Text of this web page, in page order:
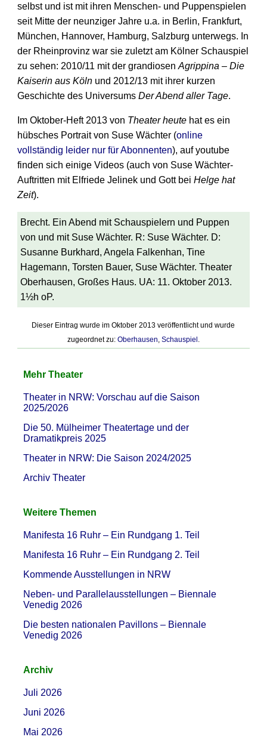
selbst und ist mit ihren Menschen- und Puppenspielen
seit Mitte der neunziger Jahre u.a. in Berlin, Frankfurt,
München, Hannover, Hamburg, Salzburg unterwegs. In
der Rheinprovinz war sie zuletzt am Kölner Schauspiel
zu sehen: 2010/11 mit der grandiosen Agrippina – Die
Kaiserin aus Kölnund 2012/13 mit ihrer kurzen
Geschichte des Universums Der Abend aller Tage.
Im Oktober-Heft 2013 von Theater heutehat es ein
hübsches Portrait von Suse Wächter (online
vollständig leider nur für Abonnenten), auf youtube
finden sich einige Videos (auch von Suse Wächter-
Auftritten mit Elfriede Jelinek und Gott bei Helge hat
Zeit).
Brecht. Ein Abend mit Schauspielern und Puppen
von und mit Suse Wächter. R: Suse Wächter. D:
Susanne Burkhard, Angela Falkenhan, Tine
Hagemann, Torsten Bauer, Suse Wächter. Theater
Oberhausen, Großes Haus. UA: 11. Oktober 2013.
1½h oP.
Dieser Eintrag wurde im Oktober 2013 veröffentlicht und wurde
zugeordnet zu: Oberhausen, Schauspiel.
Mehr Theater
Theater in NRW: Vorschau auf die Saison
2025/2026
Die 50. Mülheimer Theatertage und der
Dramatikpreis 2025
Theater in NRW: Die Saison 2024/2025
Archiv Theater
Weitere Themen
Manifesta 16 Ruhr – Ein Rundgang 1. Teil
Manifesta 16 Ruhr – Ein Rundgang 2. Teil
Kommende Ausstellungen in NRW
Neben- und Parallelausstellungen – Biennale
Venedig 2026
Die besten nationalen Pavillons – Biennale
Venedig 2026
Archiv
Juli 2026
Juni 2026
Mai 2026